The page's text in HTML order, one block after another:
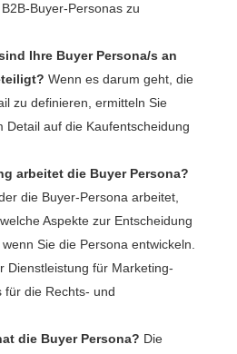
Buyer-Personas zu
Ihre Buyer Persona/s an
Wenn es darum geht, die
zu definieren, ermitteln Sie
Detail auf die Kaufentscheidung
arbeitet die Buyer Persona?
die Buyer-Persona arbeitet,
Aspekte zur Entscheidung
Sie die Persona entwickeln.
Dienstleistung für Marketing-
für die Rechts- und
die Buyer Persona? Die